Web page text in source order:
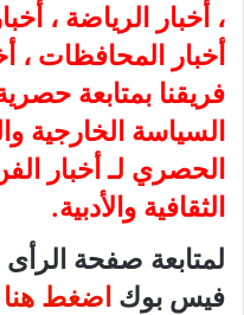
، أخبار الرياضة ،
أخبار المحافظات ،
فريقنا بمتابعة
السياسة الخارجية
الحصري لـ أخبار
الثقافية والأدبية.
لمتابعة صفحة
فيس بوك اضغط هنا